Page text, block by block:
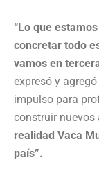
“Lo que
concretar todo
vamos en
expresó y
impulso para
construir nuevos
realidad Vaca
país”.